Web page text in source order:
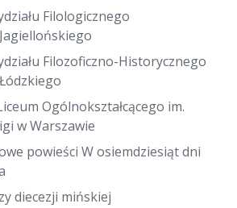
Filologicznego
Filozoficzno-Historycznego
Ogólnokształcącego im.
w Warszawie
powieści W osiemdziesiąt dni
diecezji mińskiej